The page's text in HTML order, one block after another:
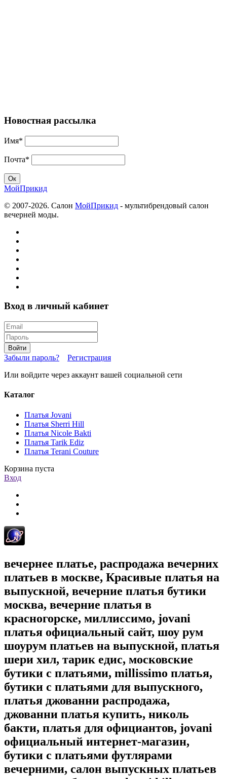
Новостная рассылка
Имя*
Почта*
МойПрикид
© 2007-2026. Салон МойПрикид - мультибрендовый салон
вечерней моды.
Вход в личный кабинет
Войти
Забыли пароль?
Регистрация
Или войдите через аккаунт вашей социальной сети
Каталог
Платья Jovani
Платья Sherri Hill
Платья Nicole Bakti
Платья Tarik Ediz
Платья Terani Couture
Корзина пуста
Вход
вечернее платье, распродажа вечерних
платьев в москве, Красивые платья на
выпускной, вечерние платья бутики
москва, вечерние платья в
красногорске, миллиссимо, jovani
платья официальный сайт, шоу рум
шоурум платьев на выпускной, платья
шери хил, тарик едис, московские
бутики с платьями, millissimo платья,
бутики с платьями для выпускного,
платья джованни распродажа,
джованни платья купить, николь
бакти, платья для официантов, jovani
официальный интернет-магазин,
бутики с платьями футлярами
вечерними, салон выпускных платьев